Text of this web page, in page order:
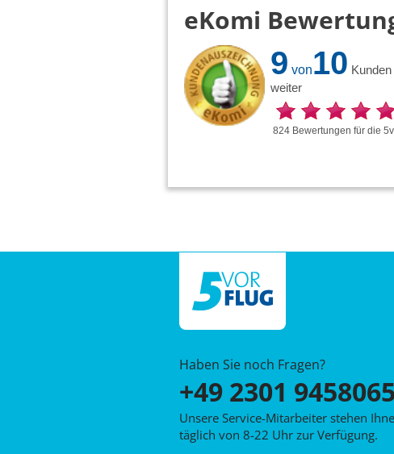
eKomi
9 von10
weiter
824 Bewertungen für die
Haben Sie noch Fragen?
+49 2301
Unsere Service-Mitarbeiter stehen
täglich von 8-22 Uhr zur Verfügung.